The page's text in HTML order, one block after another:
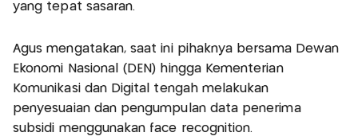
yang tepat sasaran.
Agus mengatakan, saat ini pihaknya bersama Dewan
Ekonomi Nasional (DEN) hingga Kementerian
Komunikasi dan Digital tengah melakukan
penyesuaian dan pengumpulan data penerima
subsidi menggunakan face recognition.